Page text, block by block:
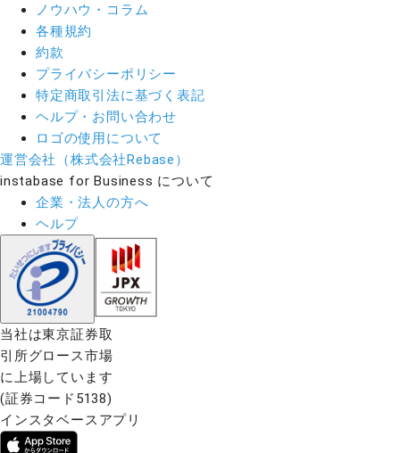
ノウハウ・コラム
各種規約
約款
プライバシーポリシー
特定商取引法に基づく表記
ヘルプ・お問い合わせ
ロゴの使用について
運営会社（株式会社Rebase）
instabase for Business について
企業・法人の方へ
ヘルプ
当社は東京証券取
引所グロース市場
に上場しています
(証券コード5138)
インスタベースアプリ